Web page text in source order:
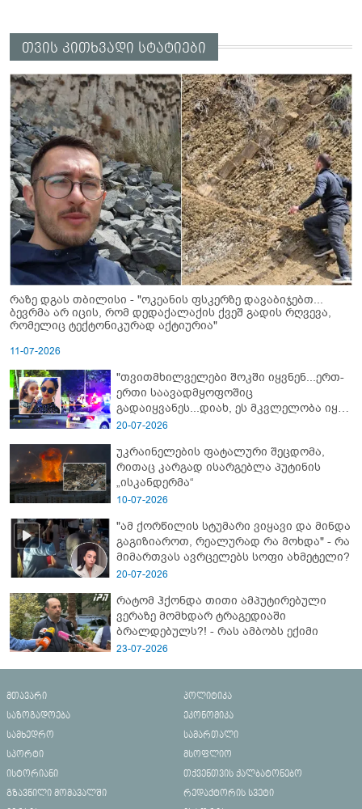
თვის კითხვადი სტატიები
რაზე დგას თბილისი - "ოკეანის ფსკერზე დავაბიჯებთ...
ბევრმა არ იცის, რომ დედაქალაქის ქვეშ გადის რღვევა,
რომელიც ტექტონიკურად აქტიურია"
11-07-2026
"თვითმხილველები შოკში იყვნენ...ერთ-
ერთი საავადმყოფოშიც
გადაიყვანეს...დიახ, ეს მკვლელობა იყო"
- გორში დატრიალებული ტრაგედიის
20-07-2026
უკრაინელების ფატალური შეცდომა,
რითაც კარგად ისარგებლა პუტინის
„ისკანდერმა“
10-07-2026
"ამ ქორწილის სტუმარი ვიყავი და მინდა
გაგიზიაროთ, რეალურად რა მოხდა" - რა
მიმართვას ავრცელებს სოფი ახმეტელი?
20-07-2026
რატომ ჰქონდა თითი ამპუტირებული
ვერაზე მომხდარ ტრაგედიაში
ბრალდებულს?! - რას ამბობს ექიმი
23-07-2026
მთავარი
პოლიტიკა
საზოგადოება
ეკონომიკა
სამხედრო
სამართალი
სპორტი
მსოფლიო
ისტორიანი
თქვენთვის ქალბატონებო
გზავნილი მომავალში
რედაქტორის სვეტი